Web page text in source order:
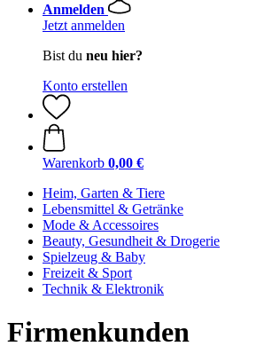
Anmelden
Jetzt anmelden
Bist du neu hier?
Konto erstellen
Warenkorb 0,00 €
Heim, Garten & Tiere
Lebensmittel & Getränke
Mode & Accessoires
Beauty, Gesundheit & Drogerie
Spielzeug & Baby
Freizeit & Sport
Technik & Elektronik
Firmenkunden